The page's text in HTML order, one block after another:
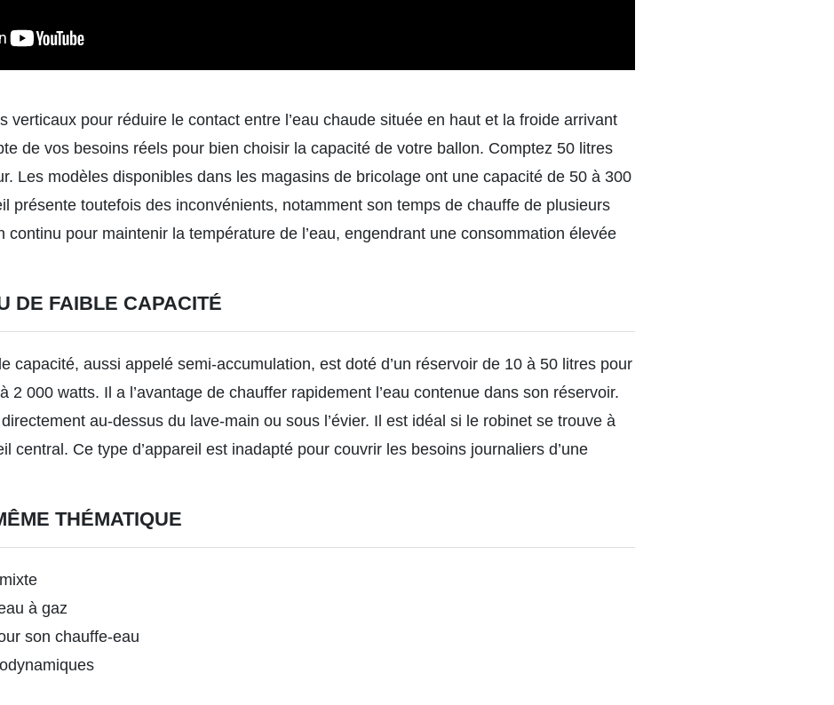
verticaux pour réduire le contact entre l’eau chaude située en haut et la froide arrivant
de vos besoins réels pour bien choisir la capacité de votre ballon. Comptez 50 litres
Les modèles disponibles dans les magasins de bricolage ont une capacité de 50 à 300
présente toutefois des inconvénients, notamment son temps de chauffe de plusieurs
continu pour maintenir la température de l’eau, engendrant une consommation élevée
DE FAIBLE CAPACITÉ
capacité, aussi appelé semi-accumulation, est doté d’un réservoir de 10 à 50 litres pour
2 000 watts. Il a l’avantage de chauffer rapidement l’eau contenue dans son réservoir.
au-dessus du lave-main ou sous l’évier. Il est idéal si le robinet se trouve à
central. Ce type d’appareil est inadapté pour couvrir les besoins journaliers d’une
THÉMATIQUE
à gaz
son chauffe-eau